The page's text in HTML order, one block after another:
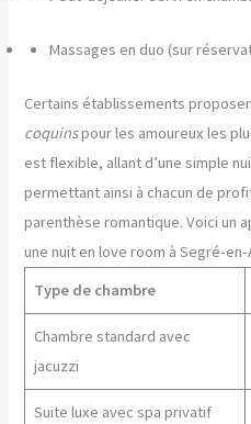
Massages en duo (sur
Certains établissements
coquinspour les amoureux les
est flexible, allant d’une simple
permettant ainsi à chacun de
parenthèse romantique. Voici un
une nuit en love room à Segré-en-
Type de chambre
Chambre standard avec
jacuzzi
Suite luxe avec spa privatif